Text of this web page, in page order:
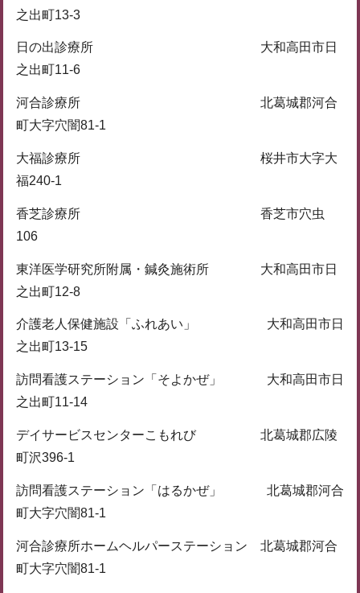
之出町13-3
日の出診療所 大和高田市日
之出町11-6
河合診療所 北葛城郡河合
町大字穴闇81-1
大福診療所 桜井市大字大
福240-1
香芝診療所 香芝市穴虫
106
東洋医学研究所附属・鍼灸施術所 大和高田市日
之出町12-8
介護老人保健施設「ふれあい」 大和高田市日
之出町13-15
訪問看護ステーション「そよかぜ」 大和高田市日
之出町11-14
デイサービスセンターこもれび 北葛城郡広陵
町沢396-1
訪問看護ステーション「はるかぜ」 北葛城郡河合
町大字穴闇81-1
河合診療所ホームヘルパーステーション 北葛城郡河合
町大字穴闇81-1